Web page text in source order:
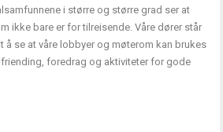
i større og større grad ser at
ikke bare er for tilreisende. Våre dører står
å se at våre lobbyer og møterom kan brukes
foredrag og aktiviteter for gode